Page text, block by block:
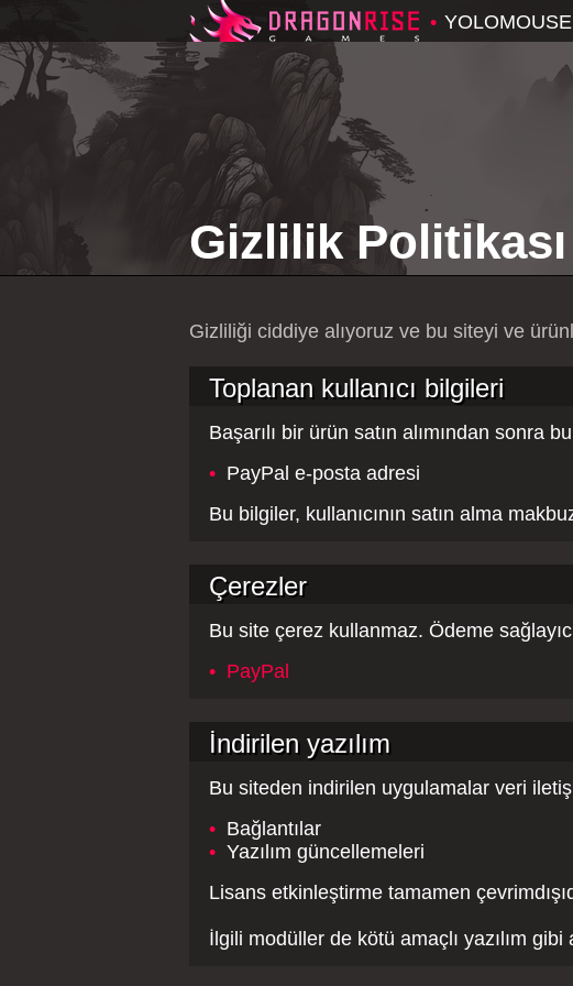
• YOLOMOUSE
Gizlilik Politikası
Gizliliği ciddiye alıyoruz ve bu siteyi ve
Toplanan kullanıcı bilgileri
Başarılı bir ürün satın alımından sonra
• PayPal e-posta adresi
Bu bilgiler, kullanıcının satın alma
Çerezler
Bu site çerez kullanmaz. Ödeme
• PayPal
İndirilen yazılım
Bu siteden indirilen uygulamalar veri
• Bağlantılar
• Yazılım güncellemeleri
Lisans etkinleştirme tamamen
İlgili modüller de kötü amaçlı yazılım